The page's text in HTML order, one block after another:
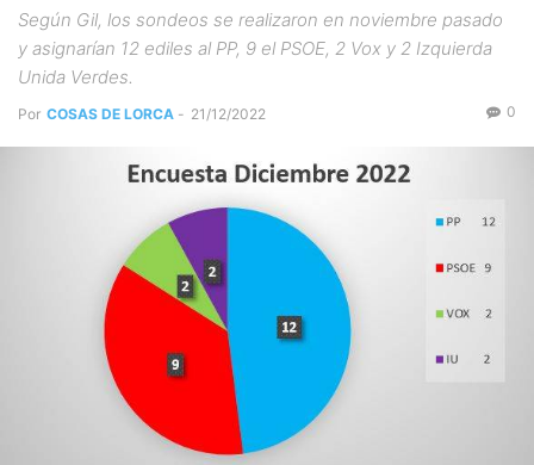
Según Gil, los sondeos se realizaron en noviembre pasado
y asignarían 12 ediles al PP, 9 el PSOE, 2 Vox y 2 Izquierda
Unida Verdes.
Por COSAS DE LORCA - 21/12/2022 0